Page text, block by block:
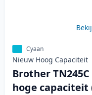
Cyaan
Nieuw Hoog Capaciteit
Brother
hoge capaciteit